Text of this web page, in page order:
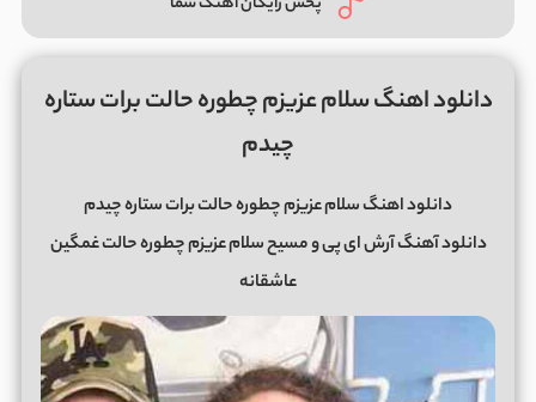
دانلود اهنگ سلام عزیزم چطوره حالت برات ستاره
چیدم
دانلود اهنگ سلام عزیزم چطوره حالت برات ستاره چیدم
دانلود آهنگ آرش ای پی و مسیح سلام عزیزم چطوره حالت غمگین
عاشقانه